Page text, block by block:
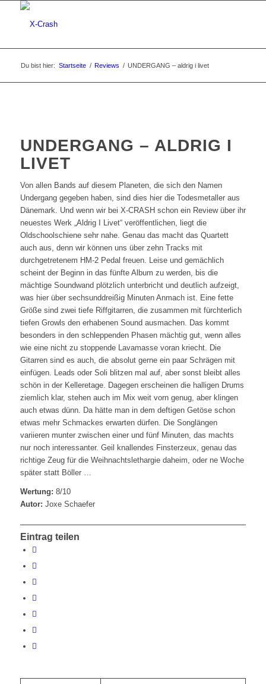
Du bist hier: Startseite / Reviews / UNDERGANG – aldrig i livet
UNDERGANG – ALDRIG I
LIVET
Von allen Bands auf diesem Planeten, die sich den Namen
Undergang gegeben haben, sind dies hier die Todesmetaller aus
Dänemark. Und wenn wir bei X-CRASH schon ein Review über ihr
neuestes Werk „Aldrig I Livet“ veröffentlichen, liegt die
Oldschoolschiene sehr nahe. Genau das macht das Quartett
auch aus, denn wir können uns über zehn Tracks mit
durchgetretenem HM-2 Pedal freuen. Leise und gemächlich
scheint der Beginn in das fünfte Album zu werden, bis die
mächtige Soundwand plötzlich unterbricht und deutlich aufzeigt,
was hier über sechsunddreißig Minuten Anmach ist. Eine fette
Größe sind zwei tiefe Riffgitarren, die zusammen mit fürchterlich
tiefen Growls den erhabenen Sound ausmachen. Das kommt
besonders in den schleppenden Phasen mächtig gut, wenn alles
wie eine nicht zu stoppende Lavamasse voran kriecht. Die
Gitarren sind es auch, die absolut gerne ein paar Schrägen mit
einfügen. Leads oder Soli blitzen mal auf, aber sonst bleibt alles
schön in der Kelleretage. Dagegen erscheinen die halligen Drums
ziemlich klar, stehen auch im Mix weit vorn genug, aber klingen
auch etwas dünn. Da hätte man in dem deftigen Getöse schon
etwas mehr Schmackes erwarten dürfen. Die Songlängen
variieren munter zwischen einer und fünf Minuten, das machts
nur noch interessanter. Geil knallendes Finsterzeux, genau das
richtige Zeug für die Weihnachtslethargie daheim, oder ne Woche
später statt Böller …
Wertung: 8/10
Autor: Joxe Schaefer
Eintrag teilen